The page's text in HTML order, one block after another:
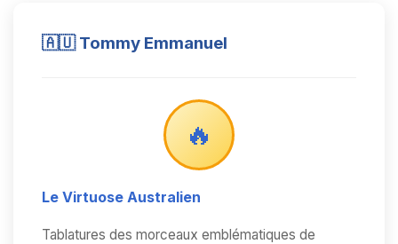
🇦🇺 Tommy Emmanuel
🔥
Le Virtuose Australien
Tablatures des morceaux emblématiques de